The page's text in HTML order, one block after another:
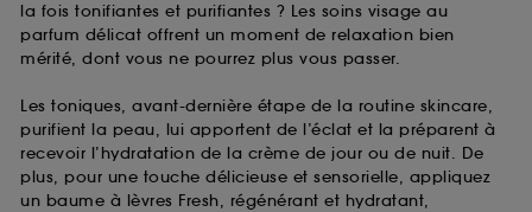
la fois tonifiantes et purifiantes ? Les soins visage au
parfum délicat offrent un moment de relaxation bien
mérité, dont vous ne pourrez plus vous passer.
Les toniques, avant-dernière étape de la routine skincare,
purifient la peau, lui apportent de l’éclat et la préparent à
recevoir l’hydratation de la crème de jour ou de nuit. De
plus, pour une touche délicieuse et sensorielle, appliquez
un baume à lèvres Fresh, régénérant et hydratant,